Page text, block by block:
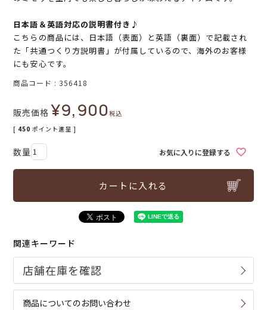
日本語＆英語対応の説明書付き♪
こちらの商品には、日本語（表面）と英語（裏面）で記載され
た「共通つくり方説明書」が付属しているので、海外のお客様
にも安心です。
商品コード 356418
販売価格 ¥9,900税込
[ 450 ポイント進呈 ]
お気に入りに登録する
カートに入れる
関連キーワード
商品についてのお問い合わせ